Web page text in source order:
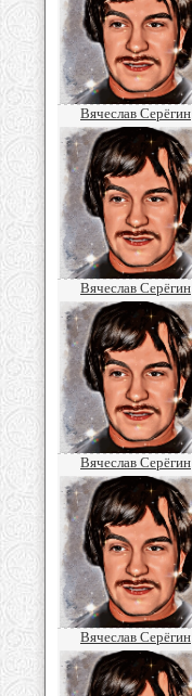
Вячеслав Серёгин
Вячеслав Серёгин
Вячеслав Серёгин
Вячеслав Серёгин